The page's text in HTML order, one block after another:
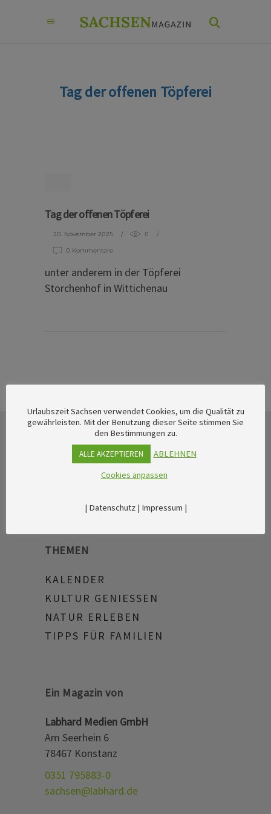
Tag der offenen Töpferei
Tag der offenen Töpferei
20. November 2025 0
0 Kommentare
unter anderem in der Töpferei
Storchenhof in Wittichenau
THEMEN
KALENDER
KULTUR GENIESSEN
NATUR ERLEBEN
TIPPS FÜR FAMILIEN
Ein Magazin von
Labhard Medien GmbH
Am Seerhein 6
78467 Konstanz
0351 795883-0
sachsen@labhard.de
Urlaubszeit Sachsen verwendet Cookies, um die Qualität zu
gewährleisten. Mit der Benutzung dieser Seite stimmen Sie
den Bestimmungen zu.
ALLE AKZEPTIEREN
ABLEHNEN
Cookies anpassen
| Datenschutz| Impressum |